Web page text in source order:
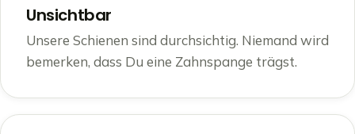
Unsichtbar
Unsere Schienen sind durchsichtig. Niemand wird
bemerken, dass Du eine Zahnspange trägst.